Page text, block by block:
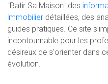
"Batir Sa Maison" des
immobilier détaillées, des
guides pratiques. Ce site
incontournable pour les
désireux de s'orienter dans
évolution.